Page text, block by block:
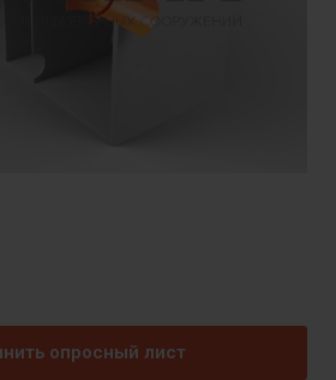
опросный лист